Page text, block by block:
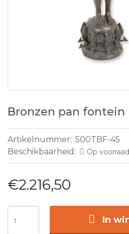
Bronzen pan fontein
Artikelnummer: 500TBF-45
Beschikbaarheid:
Op voorraad
€2.216,50
In